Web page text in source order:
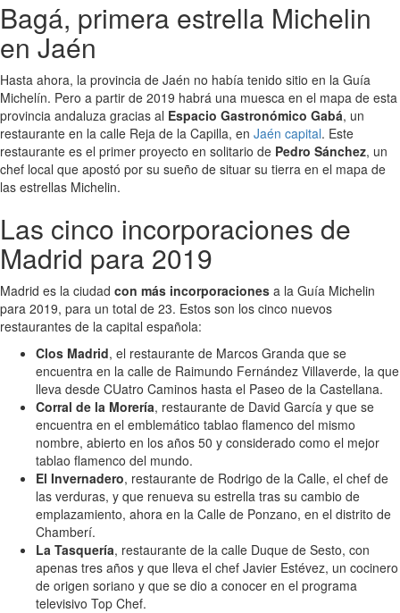
Bagá, primera estrella Michelin
en Jaén
Hasta ahora, la provincia de Jaén no había tenido sitio en la Guía
Michelín. Pero a partir de 2019 habrá una muesca en el mapa de esta
provincia andaluza gracias al Espacio Gastronómico Gabá, un
restaurante en la calle Reja de la Capilla, en Jaén capital. Este
restaurante es el primer proyecto en solitario de Pedro Sánchez, un
chef local que apostó por su sueño de situar su tierra en el mapa de
las estrellas Michelin.
Las cinco incorporaciones de
Madrid para 2019
Madrid es la ciudad con más incorporaciones a la Guía Michelin
para 2019, para un total de 23. Estos son los cinco nuevos
restaurantes de la capital española:
Clos Madrid, el restaurante de Marcos Granda que se
encuentra en la calle de Raimundo Fernández Villaverde, la que
lleva desde CUatro Caminos hasta el Paseo de la Castellana.
Corral de la Morería, restaurante de David García y que se
encuentra en el emblemático tablao flamenco del mismo
nombre, abierto en los años 50 y considerado como el mejor
tablao flamenco del mundo.
El Invernadero, restaurante de Rodrigo de la Calle, el chef de
las verduras, y que renueva su estrella tras su cambio de
emplazamiento, ahora en la Calle de Ponzano, en el distrito de
Chamberí.
La Tasquería, restaurante de la calle Duque de Sesto, con
apenas tres años y que lleva el chef Javier Estévez, un cocinero
de origen soriano y que se dio a conocer en el programa
televisivo Top Chef.